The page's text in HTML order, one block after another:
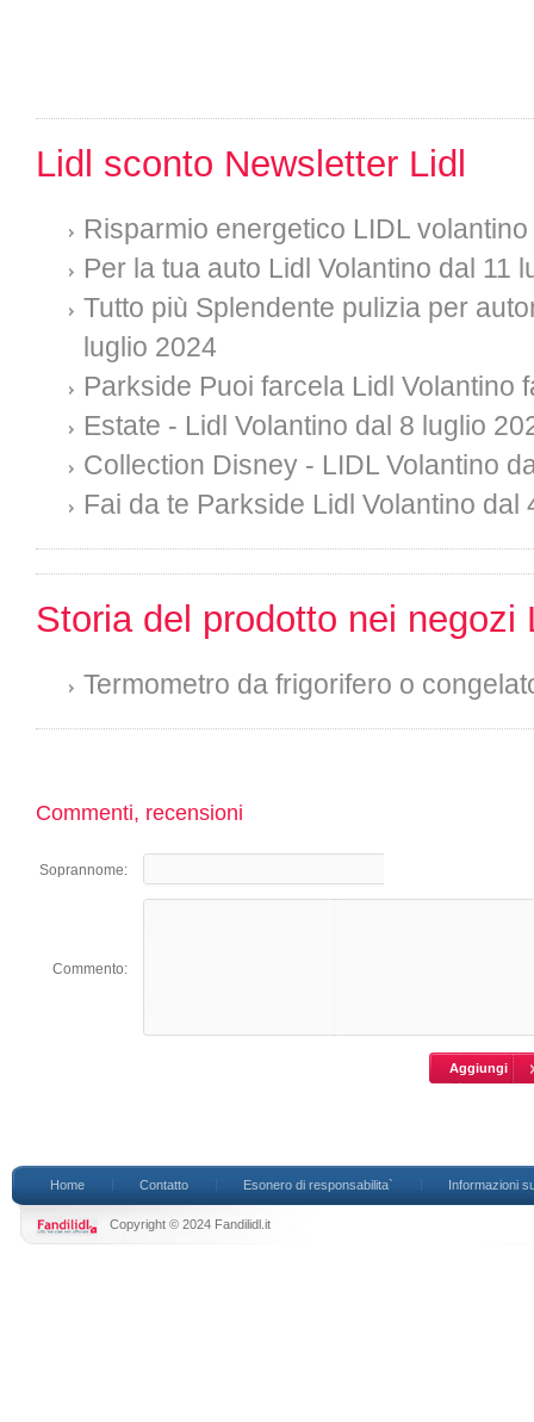
Lidl sconto Newsletter Lidl
Risparmio energetico LIDL
Per la tua auto Lidl Volantino dal 11
Tutto più Splendente pulizia per
luglio 2024
Parkside Puoi farcela Lidl Volantino
Estate - Lidl Volantino dal 8 luglio
Collection Disney - LIDL Volantino
Fai da te Parkside Lidl Volantino dal
Storia del prodotto nei negozi
Termometro da frigorifero o
Commenti, recensioni
Soprannome:
Commento:
Home Contatto Esonero di responsabilita` Informazioni
Copyright © 2024 Fandilidl.it